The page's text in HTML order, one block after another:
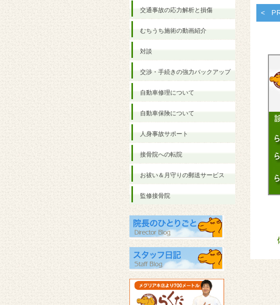
交通事故の応力解析と損傷
むちうち施術の動画紹介
対談
交渉・手続きの強力バックアップ
自動車修理について
自動車保険について
人身事故サポート
接骨院への転院
お祓い＆月守りの郵送サービス
監修接骨院